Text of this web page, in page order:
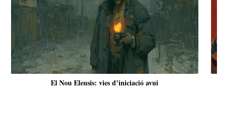
El Nou Eleusis: vies d’iniciació avui